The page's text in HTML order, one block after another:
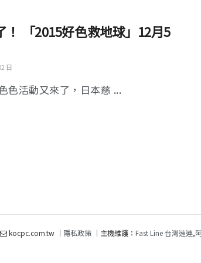
！ 「2015好色救地球」12月5
日
色活動又來了，日本慈 ...
kocpc.com.tw ｜ 隱私政策 ｜主機維護： Fast Line 台灣速連,